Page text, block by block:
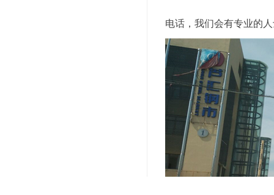
电话，我们会有专业的